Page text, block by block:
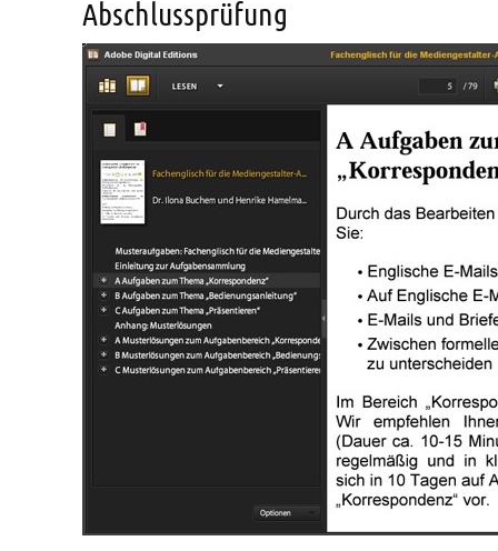
Abschlussprüfung